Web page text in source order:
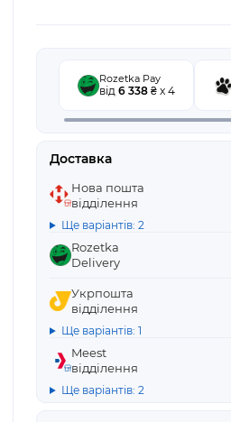
Rozetka Pay
від 6 338 ₴ x 4
Доставка
Нова пошта
відділення
Ще варіантів: 2
Rozetka
Delivery
Укрпошта
відділення
Ще варіантів: 1
Meest
відділення
Ще варіантів: 2